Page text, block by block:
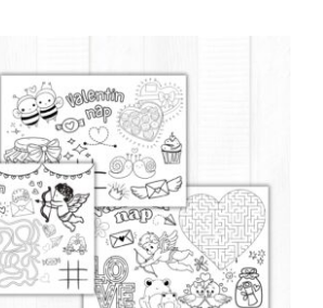
színezhető tányéralátétek -
nyomtatható-